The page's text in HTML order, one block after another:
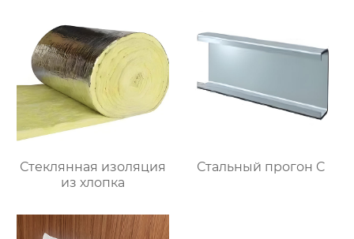
Стеклянная изоляция
из хлопка
Стальный прогон C